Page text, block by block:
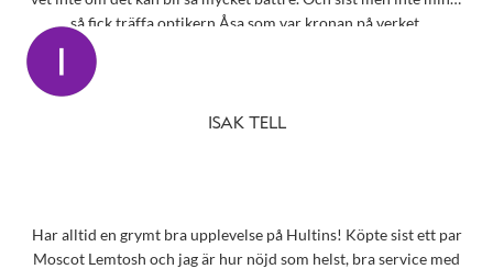
så fick träffa optikern Åsa som var kronan på verket.
ISAK TELL
Har alltid en grymt bra upplevelse på Hultins! Köpte sist ett par
Moscot Lemtosh och jag är hur nöjd som helst, bra service med